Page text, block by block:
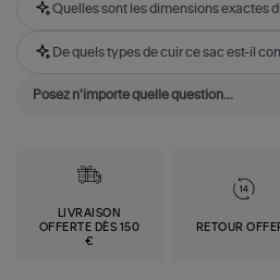
Quelles sont les dimensions exactes
De quels types de cuir ce sac est-il
LIVRAISON
OFFERTE DÈS 150
€
RETOUR